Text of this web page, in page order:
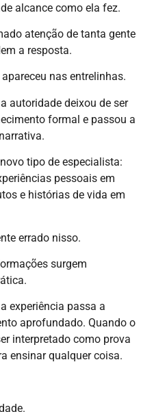
alcance como ela fez.
atenção de tanta gente
a resposta.
nas entrelinhas.
autoridade deixou de ser
formal e passou a
tipo de especialista:
pessoais em
e histórias de vida em
errado nisso.
surgem
experiência passa a
aprofundado. Quando o
interpretado como prova
ensinar qualquer coisa.